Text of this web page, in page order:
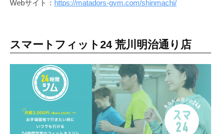
Webサイト： https://matadors-gym.com/shinmachi/
スマートフィット24 荒川明治通り店